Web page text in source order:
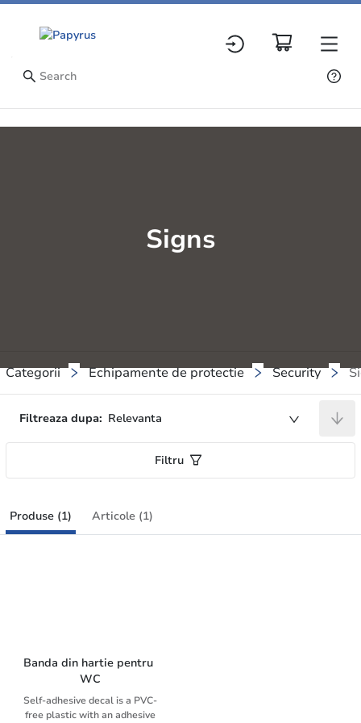
Signs
Categorii Echipamente de protectie Security
Filtreaza dupa: Relevanta
Filtru
Produse (1) Articole (1)
Banda din hartie pentru
WC
Self-adhesive decal is a PVC-
free plastic with an adhesive